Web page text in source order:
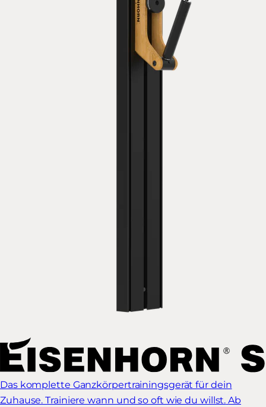
Das komplette Ganzkörpertrainingsgerät für dein
Zuhause. Trainiere wann und so oft wie du willst. Ab